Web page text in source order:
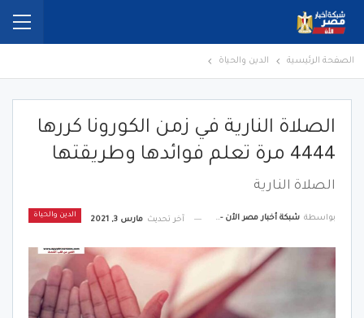
الصفحة الرئيسية الدين والحياة
الصلاة النارية في زمن الكورونا كررها
4444 مرة تعلم فوائدها وطريقتها
الصلاة النارية
الدين والحياة بواسطة شبكة أخبار مصر الأن - Egypt News Network Now آخر تحديث مارس 3, 2021